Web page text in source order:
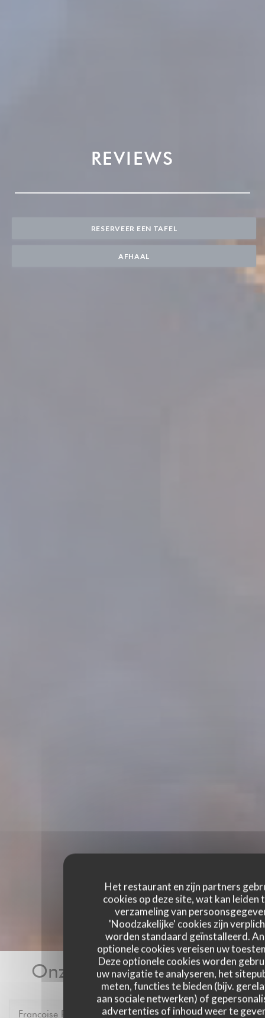
Het restaurant en zijn partners
cookies op deze site, wat kan leiden
verzameling van
'Noodzakelijke' cookies zijn
worden standaard geïnstalleerd.
optionele cookies vereisen uw
Deze optionele cookies worden
uw navigatie te analyseren, het
meten, functies te bieden (bijv.
aan sociale netwerken) of
advertenties of inhoud weer te
REVIEWS
RESERVEER EEN TAFEL
AFHAAL
Onze gastbeoordelingen
Francoise P